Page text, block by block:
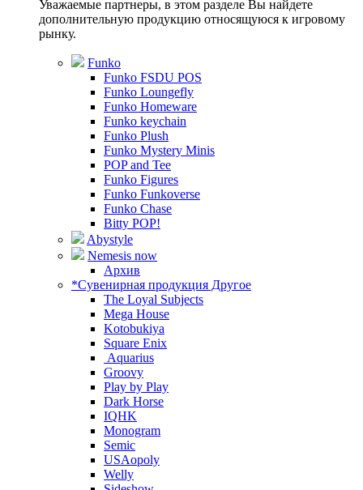
Уважаемые партнеры, в этом разделе Вы найдете
дополнительную продукцию относящуюся к игровому
рынку.
Funko
Funko FSDU POS
Funko Loungefly
Funko Homeware
Funko keychain
Funko Plush
Funko Mystery Minis
POP and Tee
Funko Figures
Funko Funkoverse
Funko Chase
Bitty POP!
Abystyle
Nemesis now
Архив
*Сувенирная продукция Другое
The Loyal Subjects
Mega House
Kotobukiya
Square Enix
Aquarius
Groovy
Play by Play
Dark Horse
IQHK
Monogram
Semic
USAopoly
Welly